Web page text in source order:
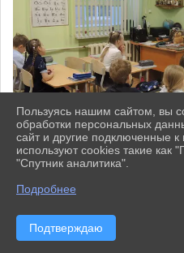
Пользуясь нашим сайтом, вы
обработки персональных
сайт и другие подключенные к
используют cookies такие как
"Спутник аналитика".
Подробнее
Подтверждаю